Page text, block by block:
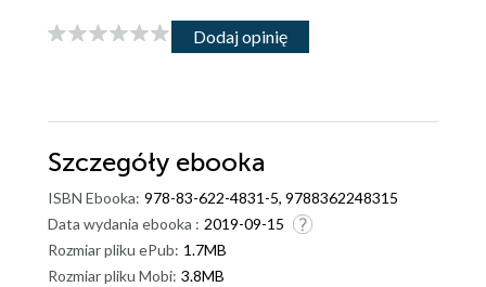
Dodaj opinię
Szczegóły ebooka
ISBN Ebooka: 978-83-622-4831-5, 9788362248315
Data wydania ebooka : 2019-09-15
Rozmiar pliku ePub: 1.7MB
Rozmiar pliku Mobi: 3.8MB